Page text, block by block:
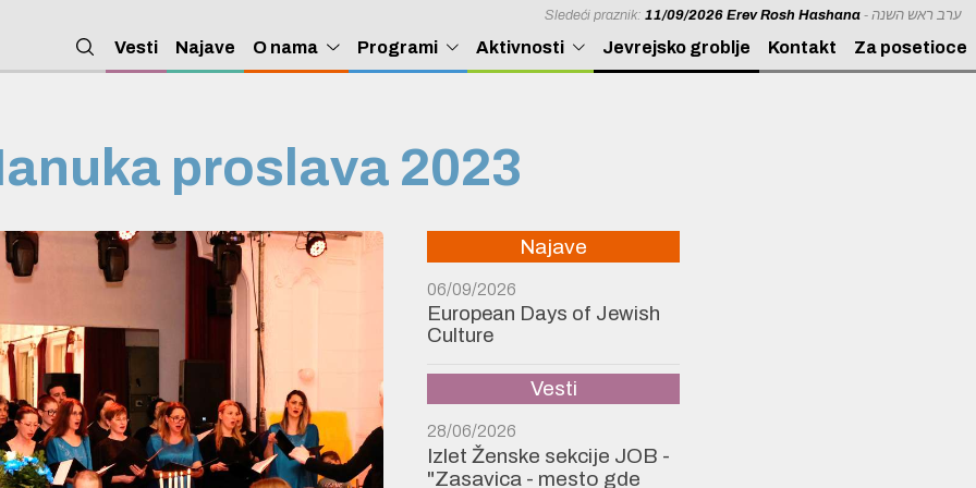
Sledeći praznik:11/09/2026 Erev Rosh Hashana - ערב ראש השנה
Vesti Najave O nama Programi Aktivnosti Jevrejsko groblje Kontakt Za posetioce
proslava 2023
Najave
06/09/2026
European Days of Jewish
Culture
Vesti
28/06/2026
Izlet Ženske sekcije JOB -
"Zasavica - mesto gde